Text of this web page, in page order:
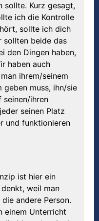
sollte. Kurz gesagt,
ich die Kontrolle
sollte ich dich
sollten beide das
den Dingen haben,
haben auch
ihrem/seinem
geben muss, ihn/sie
seinen/ihren
seinen Platz
und funktionieren
ist hier ein
weil man
andere Person.
einem Unterricht